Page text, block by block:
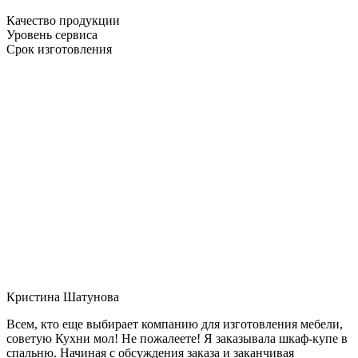
Качество продукции
Уровень сервиса
Срок изготовления
Кристина Шатунова
Всем, кто еще выбирает компанию для изготовления мебели,
советую Кухни мол! Не пожалеете! Я заказывала шкаф-купе в
спальню. Начиная с обсуждения заказа и заканчивая